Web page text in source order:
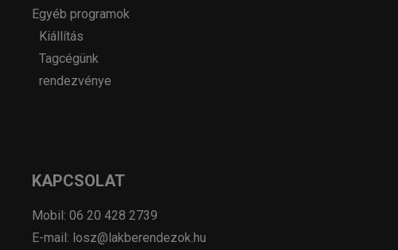
Egyéb programok
Kiállítás
Tagcégünk
rendezvénye
KAPCSOLAT
Mobil: 06 20 428 2739
E-mail: losz@lakberendezok.hu